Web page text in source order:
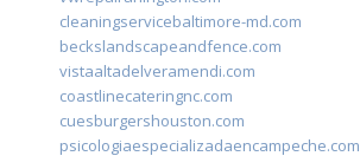
cleaningservicebaltimore-md.com
beckslandscapeandfence.com
vistaaltadelveramendi.com
coastlinecateringnc.com
cuesburgershouston.com
psicologiaespecializadaencampeche.com